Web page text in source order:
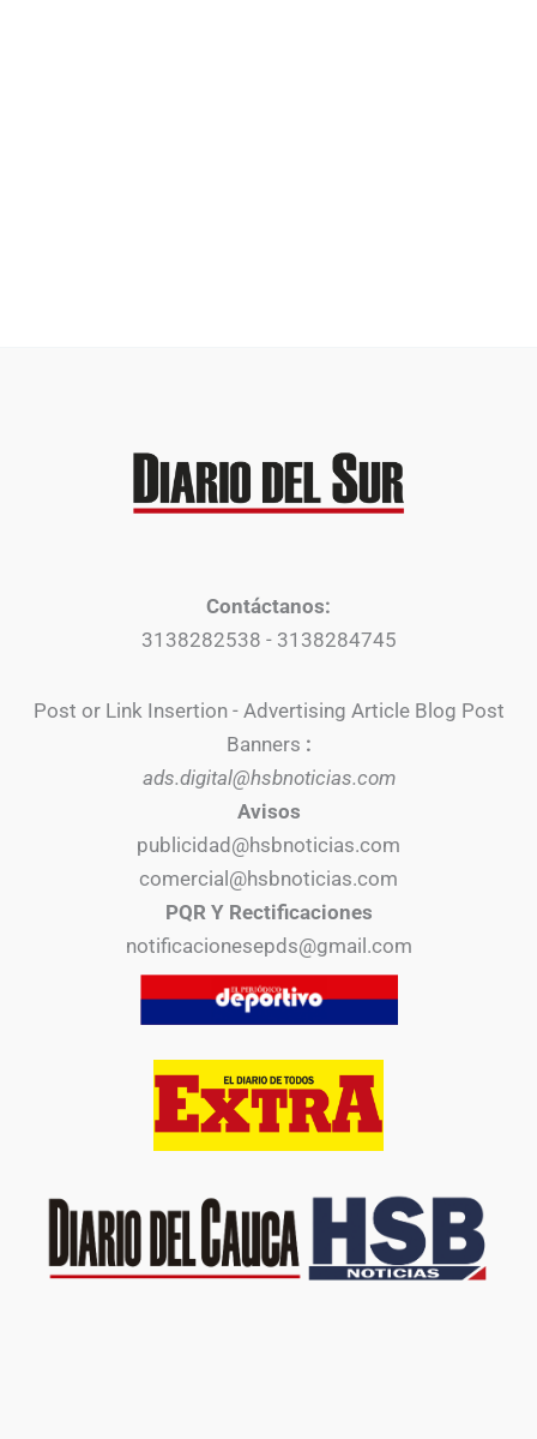
Contáctanos:
3138282538 - 3138284745
Post or Link Insertion - Advertising Article Blog Post
Banners :
ads.digital@hsbnoticias.com
Avisos
publicidad@hsbnoticias.com
comercial@hsbnoticias.com
PQR Y Rectificaciones
notificacionesepds@gmail.com